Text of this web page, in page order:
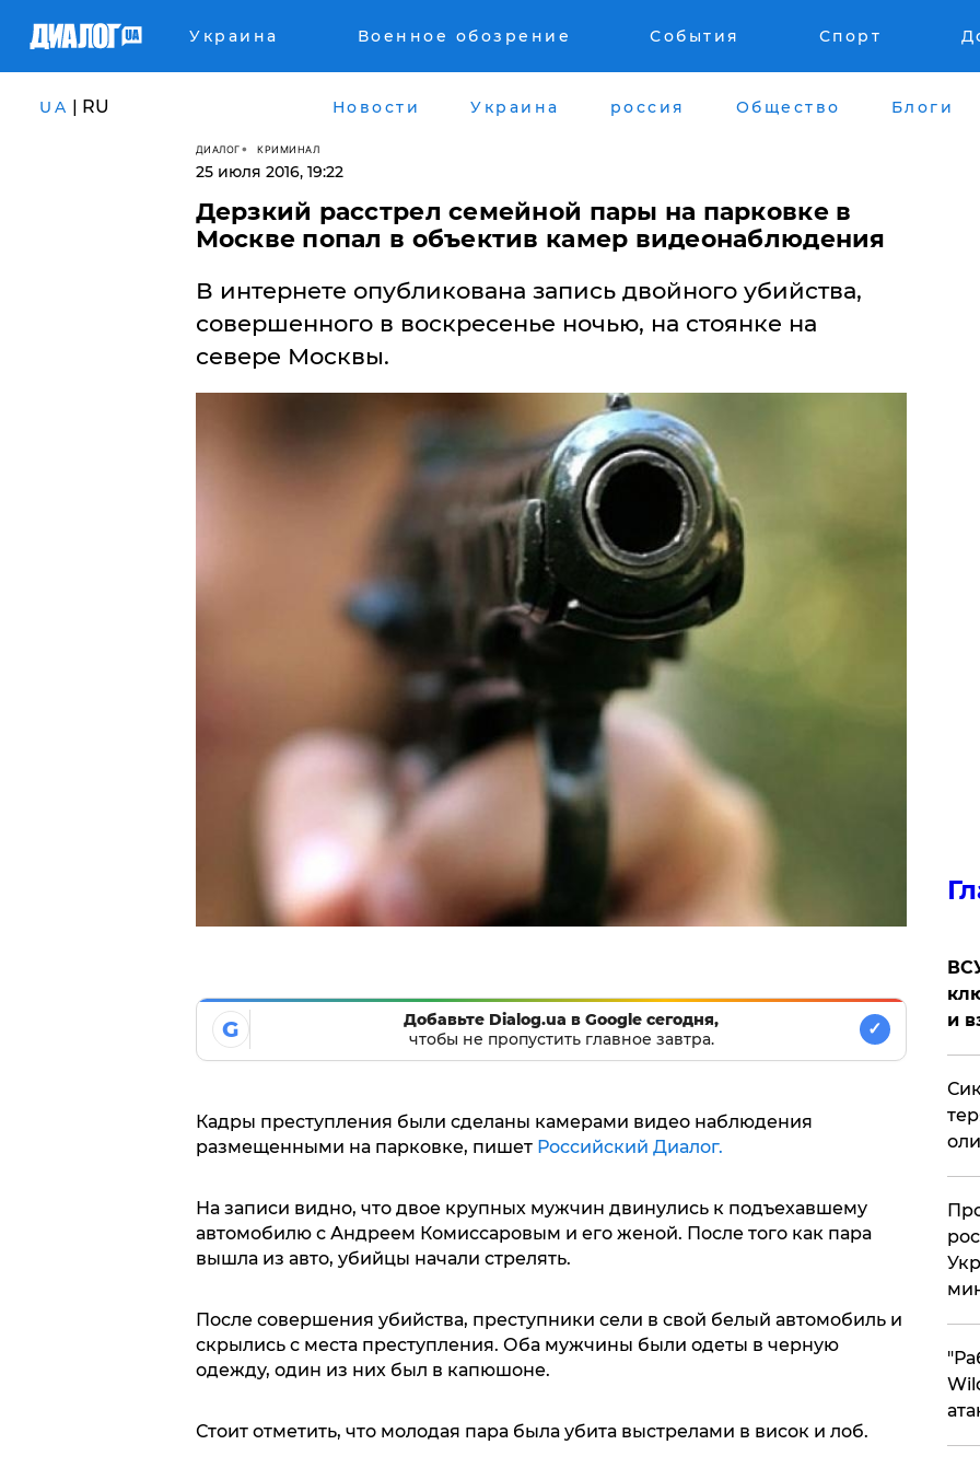
Украина Военное обозрение События Спорт
UA | RU Новости Украина россия Общество Блоги
ДИАЛОГ КРИМИНАЛ
25 июля 2016, 19:22
Дерзкий расстрел семейной пары на парковке в
Москве попал в объектив камер видеонаблюдения
В интернете опубликована запись двойного убийства,
совершенного в воскресенье ночью, на стоянке на
севере Москвы.
G
Добавьте Dialog.ua в Google сегодня,
чтобы не пропустить главное завтра.
✓
Кадры преступления были сделаны камерами видео наблюдения
размещенными на парковке, пишетРоссийский Диалог.
На записи видно, что двое крупных мужчин двинулись к подъехавшему
автомобилю с Андреем Комиссаровым и его женой. После того как пара
вышла из авто, убийцы начали стрелять.
После совершения убийства, преступники сели в свой белый автомобиль и
скрылись с места преступления. Оба мужчины были одеты в черную
одежду, один из них был в капюшоне.
Стоит отметить, что молодая пара была убита выстрелами в висок и лоб.
и